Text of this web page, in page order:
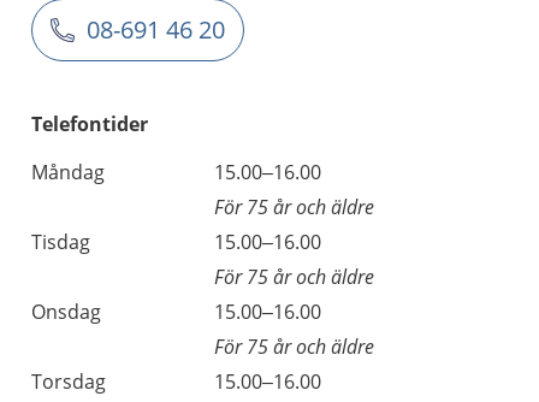
08-691 46 20
Telefontider
Måndag
15.00–16.00
För 75 år och äldre
Tisdag
15.00–16.00
För 75 år och äldre
Onsdag
15.00–16.00
För 75 år och äldre
Torsdag
15.00–16.00